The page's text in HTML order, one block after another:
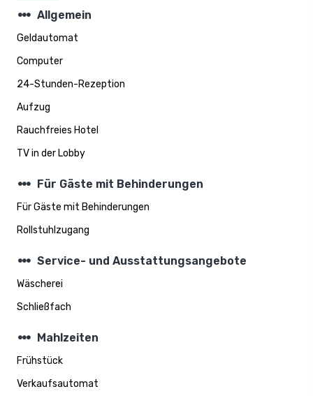
steppers Allgemein
Geldautomat
Computer
24-Stunden-Rezeption
Aufzug
Rauchfreies Hotel
TV in der Lobby
steppers Für Gäste mit Behinderungen
Für Gäste mit Behinderungen
Rollstuhlzugang
steppers Service- und Ausstattungsangebote
Wäscherei
Schließfach
steppers Mahlzeiten
Frühstück
Verkaufsautomat